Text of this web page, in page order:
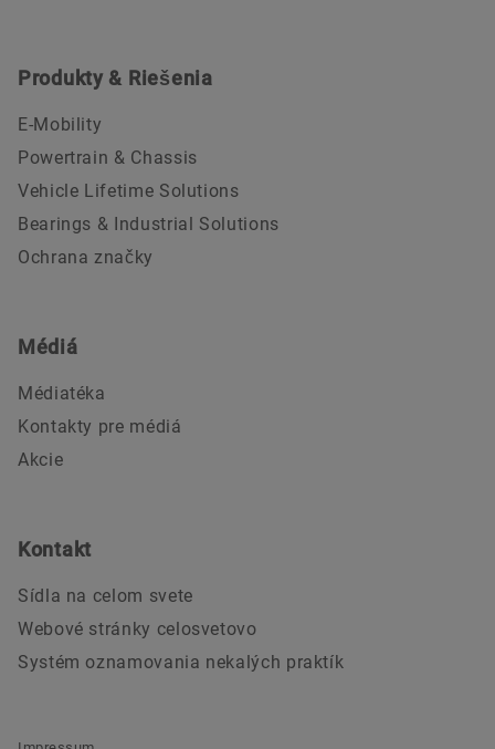
Produkty & Riešenia
E-Mobility
Powertrain & Chassis
Vehicle Lifetime Solutions
Bearings & Industrial Solutions
Ochrana značky
Médiá
Médiatéka
Kontakty pre médiá
Akcie
Kontakt
Sídla na celom svete
Webové stránky celosvetovo
Systém oznamovania nekalých praktík